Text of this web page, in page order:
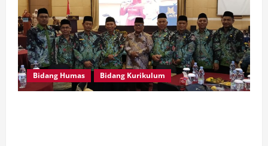
Bidang Humas Bidang Kurikulum